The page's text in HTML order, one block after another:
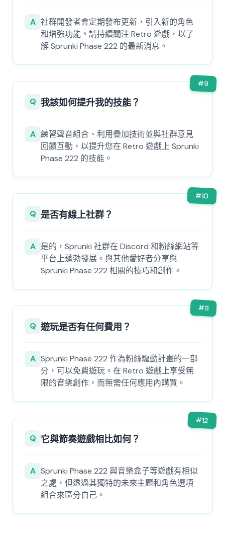
A 社群開發者會定期發布更新，引入新的角色
和增強功能。請持續關注 Retro 遊戲，以了
解 Sprunki Phase 222 的最新消息。
#9
Q 我該如何提升我的技能？
A 練習聲音組合、利用疊加技術並與社群意見
回饋互動，以提升您在 Retro 遊戲上 Sprunki
Phase 222 的技能。
#10
Q 是否有線上社群？
A 是的，Sprunki 社群在 Discord 和粉絲網站等
平台上蓬勃發展。與其他愛好者分享與
Sprunki Phase 222 相關的技巧和創作。
#11
Q 遊玩是否有任何費用？
A Sprunki Phase 222 作為粉絲驅動計畫的一部
分，可以免費遊玩。在 Retro 遊戲上享受無
限的音樂創作，而無需任何應用內購買。
#12
Q 它與節奏遊戲相比如何？
A Sprunki Phase 222 與音樂盒子等遊戲有相似
之處，但透過其獨特的未來主題和角色選項
組合來區分自己。